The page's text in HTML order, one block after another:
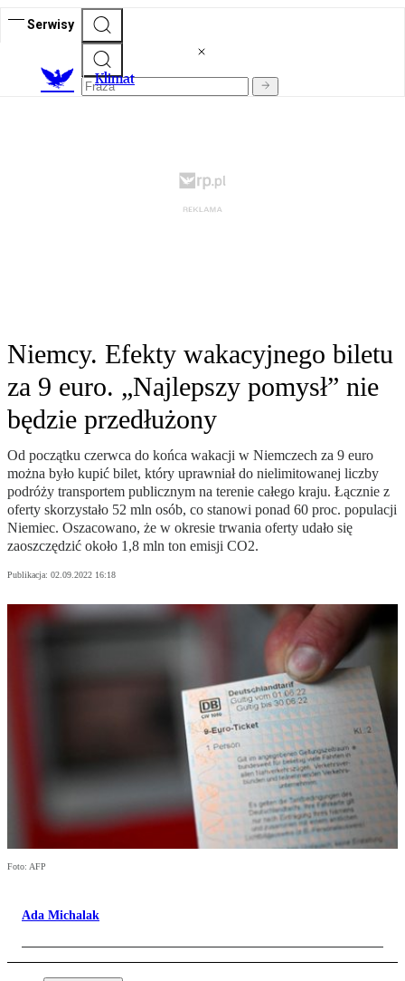
Serwisy
Klimat
Niemcy. Efekty wakacyjnego biletu
za 9 euro. „Najlepszy pomysł” nie
będzie przedłużony
Od początku czerwca do końca wakacji w Niemczech za 9 euro
można było kupić bilet, który uprawniał do nielimitowanej liczby
podróży transportem publicznym na terenie całego kraju. Łącznie z
oferty skorzystało 52 mln osób, co stanowi ponad 60 proc. populacji
Niemiec. Oszacowano, że w okresie trwania oferty udało się
zaoszczędzić około 1,8 mln ton emisji CO2.
Publikacja: 02.09.2022 16:18
Foto: AFP
Ada Michalak